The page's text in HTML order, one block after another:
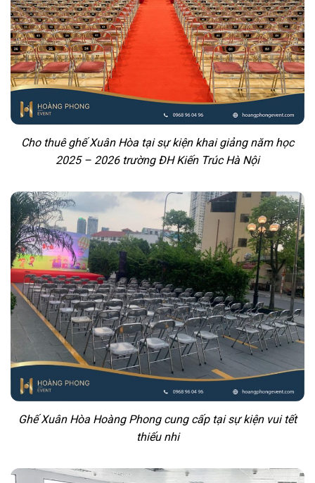
Cho thuê ghế Xuân Hòa tại sự kiện khai giảng năm học
2025 – 2026 trường ĐH Kiến Trúc Hà Nội
Ghế Xuân Hòa Hoàng Phong cung cấp tại sự kiện vui tết
thiếu nhi